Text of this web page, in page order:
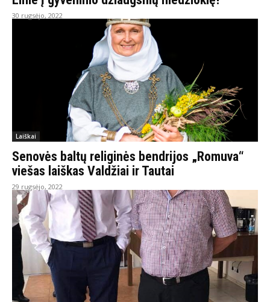
30 rugsėjo, 2022
Laiškai
Senovės baltų religinės bendrijos „Romuva“
viešas laiškas Valdžiai ir Tautai
29 rugsėjo, 2022